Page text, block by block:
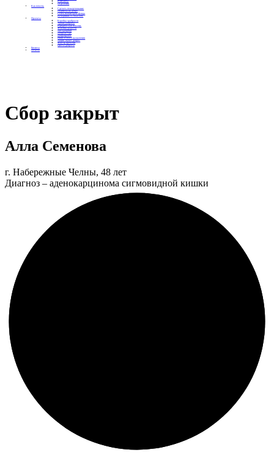
Контакты
Отделения
Как помочь
Сделать пожертвование
Подписка на добро
Стать волонтером фонда
Вечеринки со смыслом
Проекты
Коробка храбрости
Уроки Доброты
Юридическая помощь
Мамины радости
Автодобряки
Добрый торт
Добропробег
Няни особого назначения
Акция «Букет добра»
Фактор времени
Цветы доброты
Бизнесу
Отчеты
Сбор закрыт
Алла Семенова
г. Набережные Челны, 48 лет
Диагноз – аденокарцинома сигмовидной кишки